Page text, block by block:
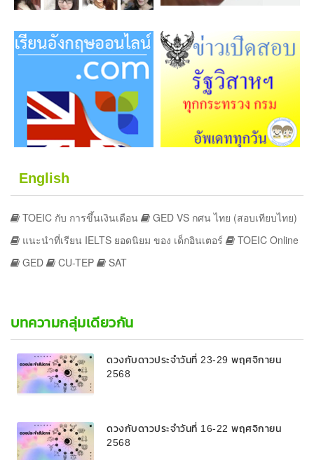
English
TOEIC กับ การขึ้นเงินเดือน
GED VS กศน ไทย (สอบเทียบไทย)
แนะนำที่เรียน IELTS ยอดนิยม ของ เด็กอินเตอร์
TOEIC Online
GED
CU-TEP SAT
บทความกลุ่มเดียวกัน
ดวงกับดาวประจำวันที่ 23-29 พฤศจิกายน
2568
ดวงกับดาวประจำวันที่ 16-22 พฤศจิกายน
2568